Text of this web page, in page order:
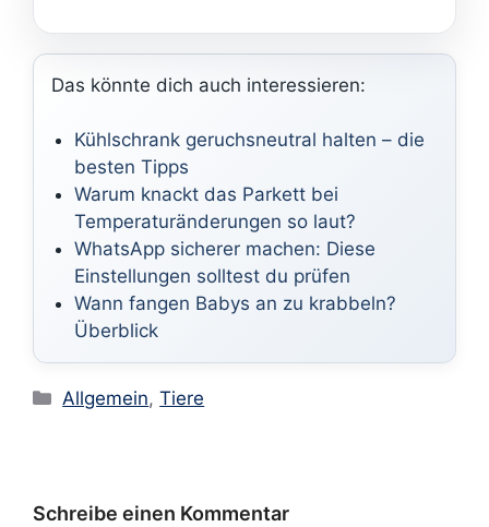
Das könnte dich auch interessieren:
Kühlschrank geruchsneutral halten – die
besten Tipps
Warum knackt das Parkett bei
Temperaturänderungen so laut?
WhatsApp sicherer machen: Diese
Einstellungen solltest du prüfen
Wann fangen Babys an zu krabbeln?
Überblick
Kategorien
Allgemein,Tiere
Schreibe einen Kommentar